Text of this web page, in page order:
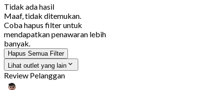
Tidak ada hasil
Maaf, tidak ditemukan.
Coba hapus filter untuk
mendapatkan penawaran lebih
banyak.
Hapus Semua Filter
Lihat outlet yang lain
Review Pelanggan